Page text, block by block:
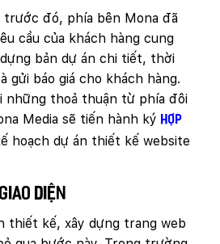
đó, phía bên Mona đã
cầu của khách hàng cung
bản dự án chi tiết, thời
gửi báo giá cho khách hàng.
những thoả thuận từ phía đôi
Media sẽ tiến hành ký hợp
hoạch dự án thiết kế website
diện
thiết kế, xây dựng trang web
vui lòng đăng nhập vào hệ thống
lý dự án để theo dõi tiến độ.
quanly.mona.media